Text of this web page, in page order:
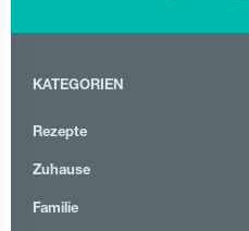
KATEGORIEN
Rezepte
Zuhause
Familie